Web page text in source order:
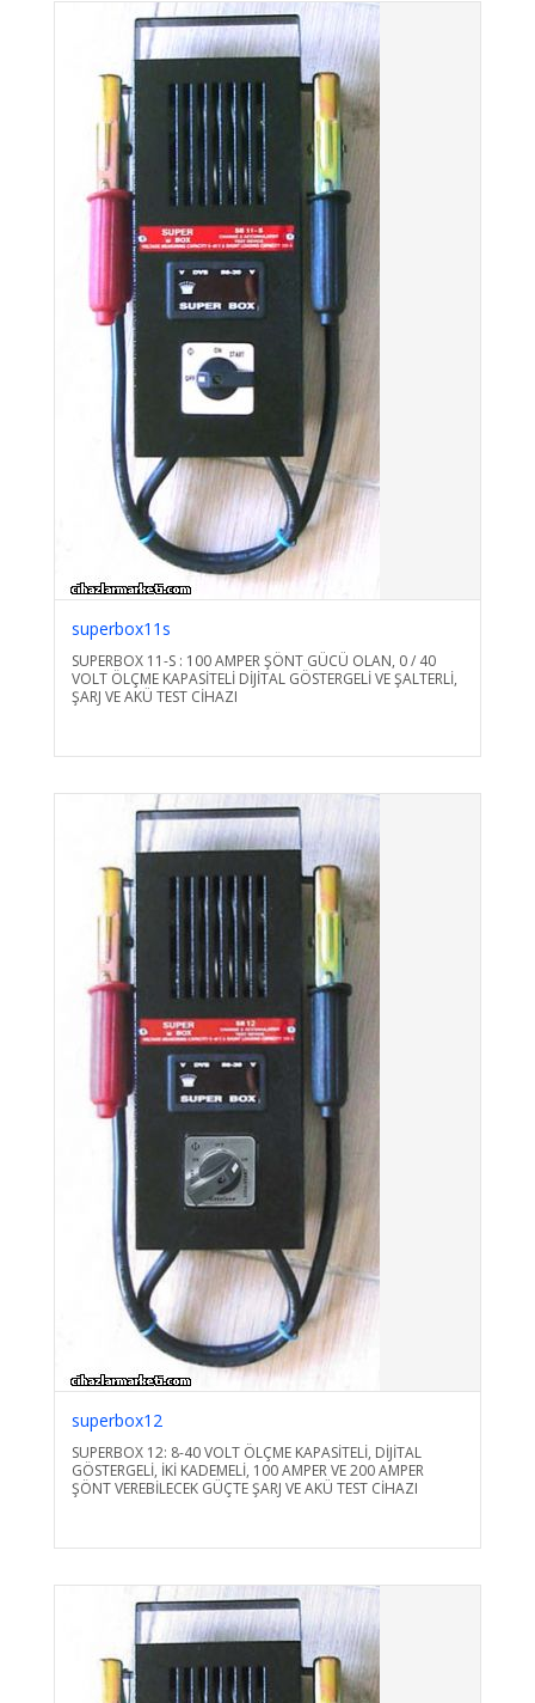
superbox11s
SUPERBOX 11-S : 100 AMPER ŞÖNT GÜCÜ OLAN, 0 / 40
VOLT ÖLÇME KAPASİTELİ DİJİTAL GÖSTERGELİ VE ŞALTERLİ,
ŞARJ VE AKÜ TEST CİHAZI
superbox12
SUPERBOX 12: 8-40 VOLT ÖLÇME KAPASİTELİ, DİJİTAL
GÖSTERGELİ, İKİ KADEMELİ, 100 AMPER VE 200 AMPER
ŞÖNT VEREBİLECEK GÜÇTE ŞARJ VE AKÜ TEST CİHAZI